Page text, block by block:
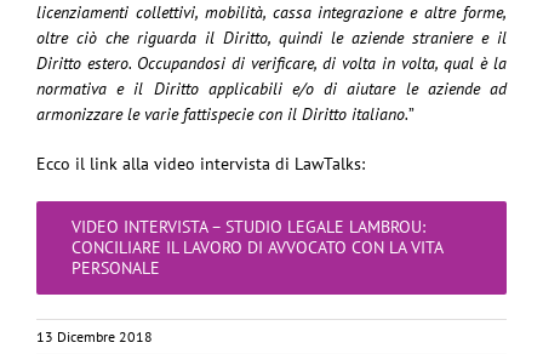
licenziamenti collettivi, mobilità, cassa integrazione e altre forme,
oltre ciò che riguarda il Diritto, quindi le aziende straniere e il
Diritto estero. Occupandosi di verificare, di volta in volta, qual è la
normativa e il Diritto applicabili e/o di aiutare le aziende ad
armonizzare le varie fattispecie con il Diritto italiano.”
Ecco il link alla video intervista di LawTalks:
VIDEO INTERVISTA – STUDIO LEGALE LAMBROU:
CONCILIARE IL LAVORO DI AVVOCATO CON LA VITA
PERSONALE
13 Dicembre 2018